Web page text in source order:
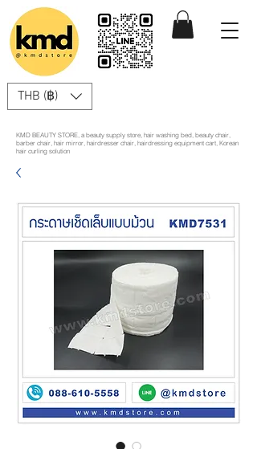
THB (฿)
KMD BEAUTY STORE, a beauty supply store, hair washing bed, beauty chair,
barber chair, hair mirror, hairdresser chair, hairdressing equipment cart, Korean
hair curling solution